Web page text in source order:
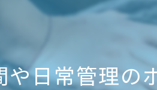
交通事故
スポーツ外
腰痛
日常管理の